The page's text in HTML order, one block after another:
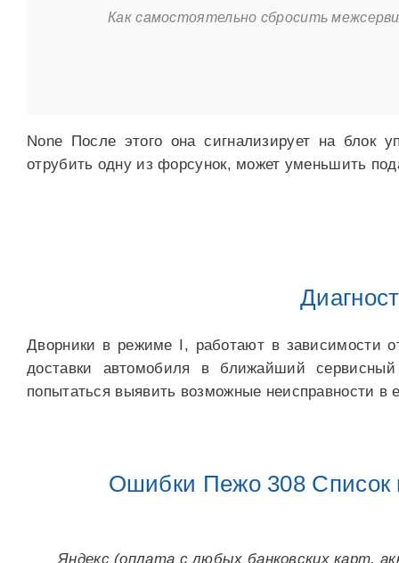
Как самостоятельно сбросить
None После этого она сигнализирует на блок
отрубить одну из форсунок, может уменьшить
Дворники в режиме I, работают в зависимости
доставки автомобиля в ближайший
попытаться выявить возможные неисправности
Ошибки Пежо 308 Список
Яндекс (оплата с любых банковских карт,